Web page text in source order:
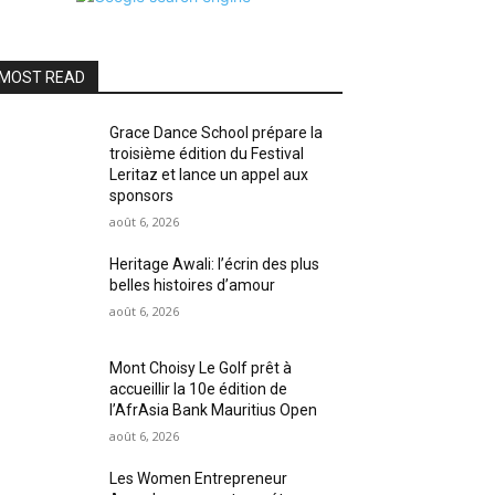
READ
Grace Dance School prépare la
troisième édition du Festival
Leritaz et lance un appel aux
sponsors
août 6, 2026
Heritage Awali: l’écrin des plus
belles histoires d’amour
août 6, 2026
Mont Choisy Le Golf prêt à
accueillir la 10e édition de
l’AfrAsia Bank Mauritius Open
août 6, 2026
Les Women Entrepreneur